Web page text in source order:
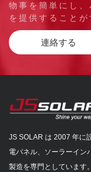
物事を簡単にし
を提供することが
連絡する
JS SOLAR は 2007 年に
電パネル、ソーラーイン
製造を専門としています。